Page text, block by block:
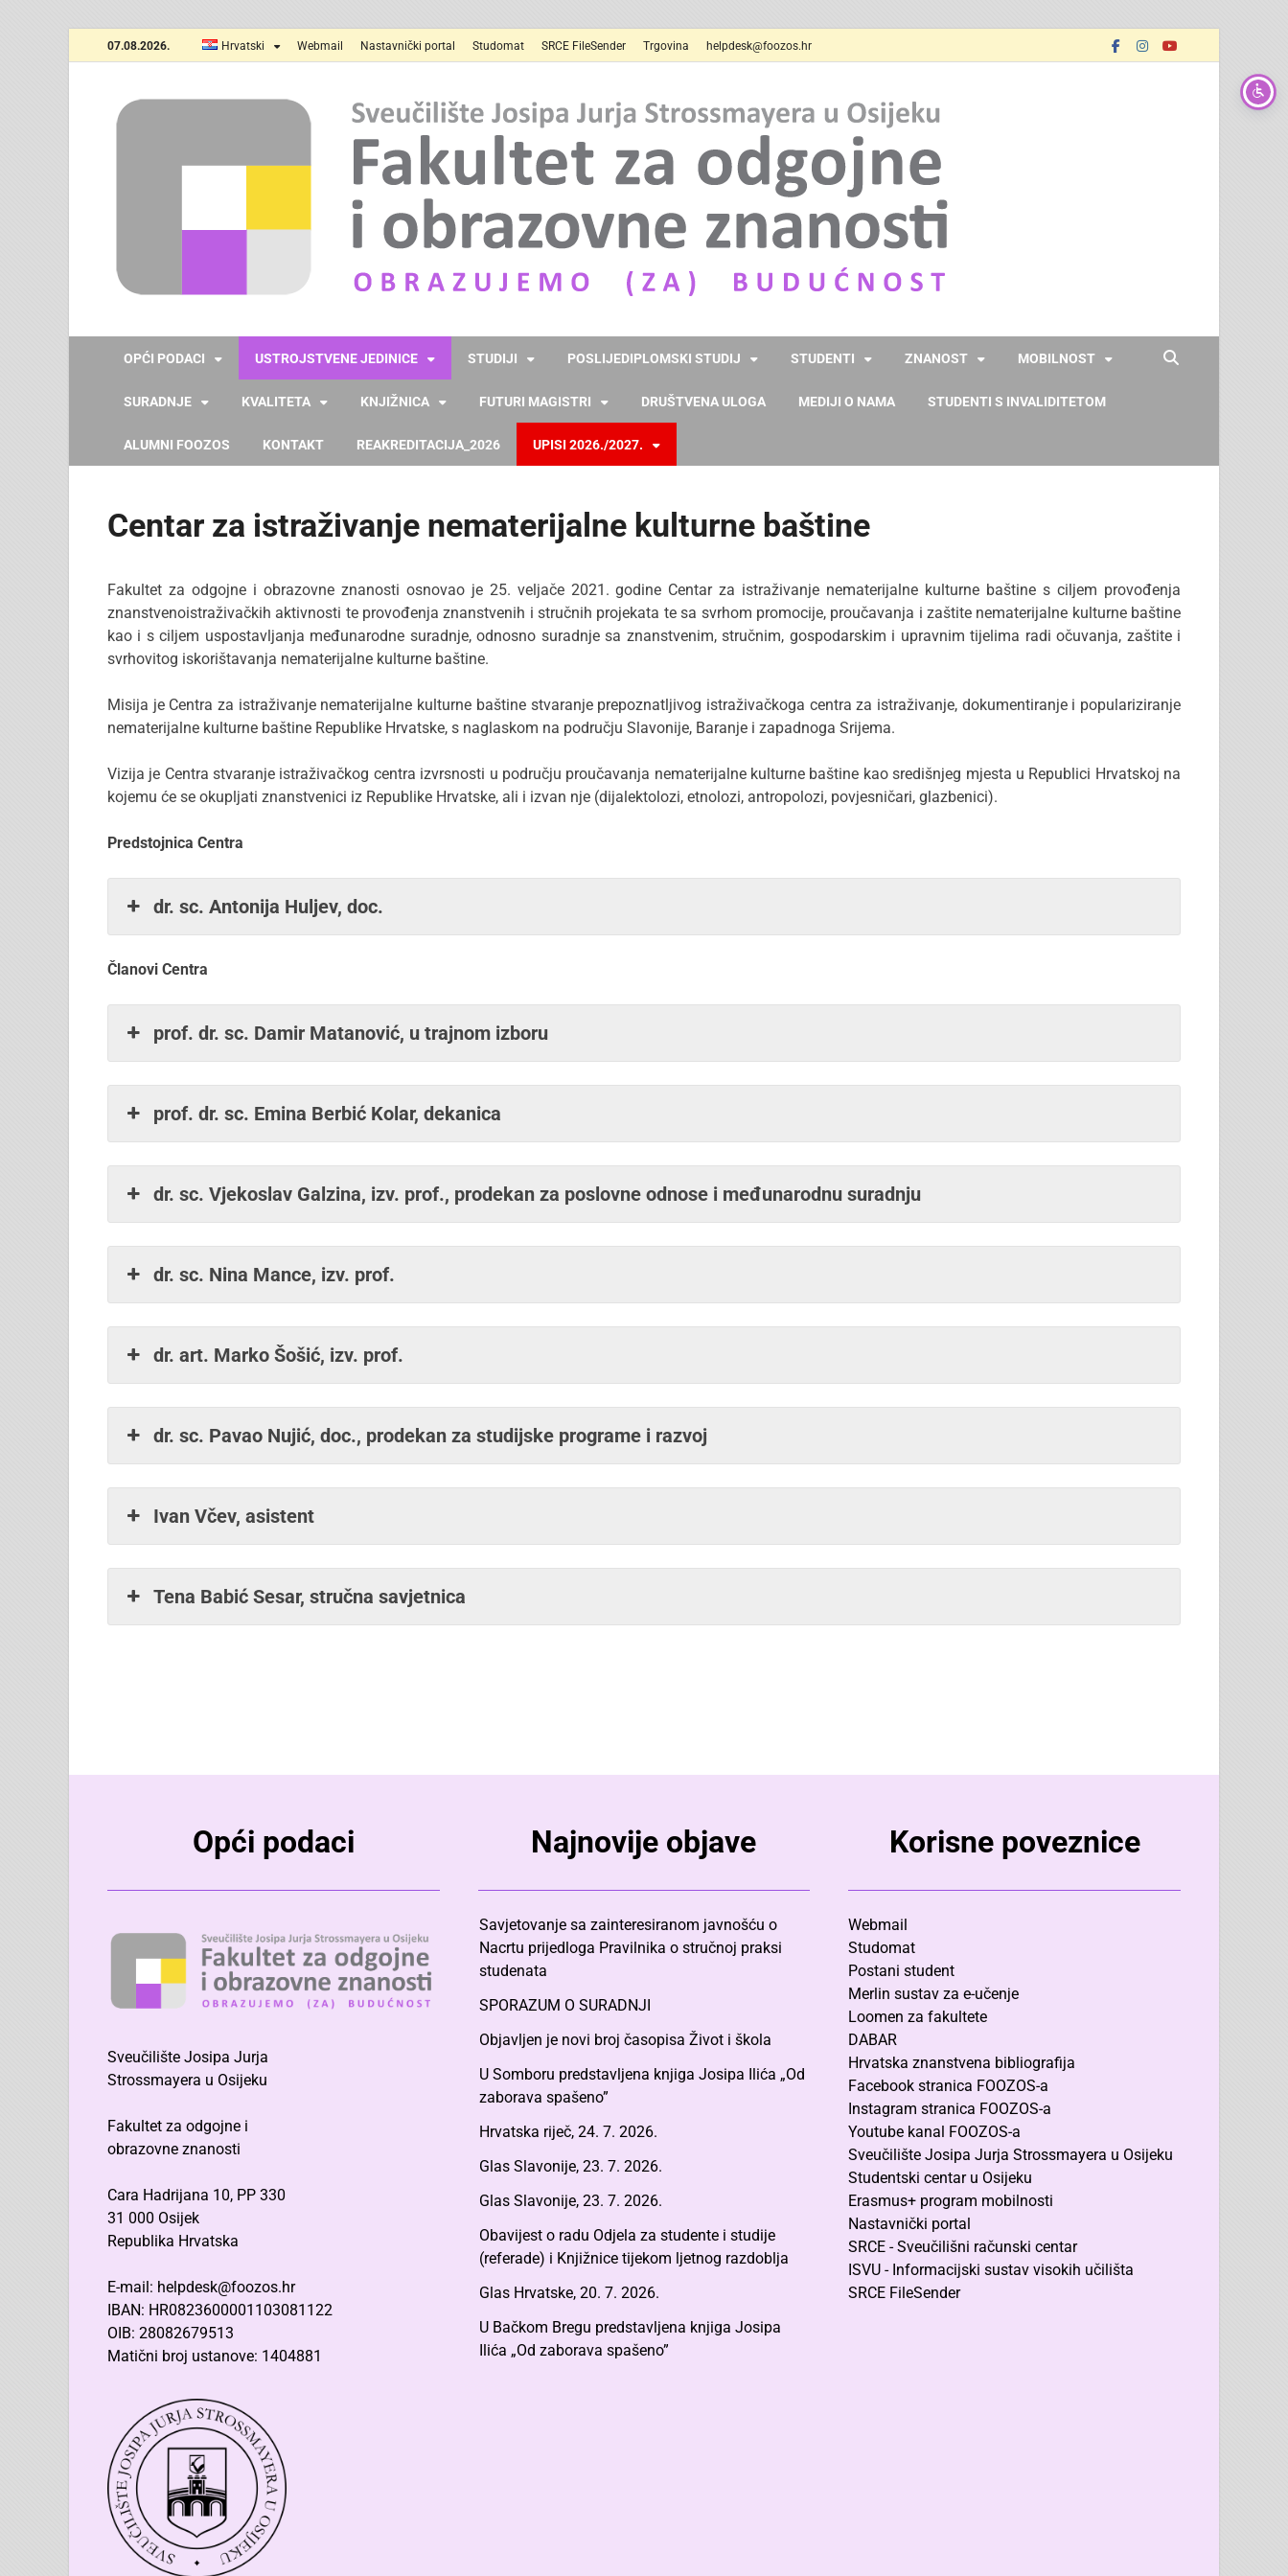
07.08.2026. Hrvatski Webmail Nastavnički portal Studomat SRCE FileSender Trgovina helpdesk@foozos.hr
OPĆI PODACI USTROJSTVENE JEDINICE STUDIJI POSLIJEDIPLOMSKI STUDIJ STUDENTI ZNANOST MOBILNOST
SURADNJE KVALITETA KNJIŽNICA FUTURI MAGISTRI DRUŠTVENA ULOGA MEDIJI O NAMA STUDENTI S INVALIDITETOM
ALUMNI FOOZOS KONTAKT REAKREDITACIJA_2026 UPISI 2026./2027.
Centar za istraživanje nematerijalne kulturne baštine
Fakultet za odgojne i obrazovne znanosti osnovao je 25. veljače 2021. godine Centar za istraživanje nematerijalne kulturne baštine s ciljem provođenja
znanstvenoistraživačkih aktivnosti te provođenja znanstvenih i stručnih projekata te sa svrhom promocije, proučavanja i zaštite nematerijalne kulturne baštine
kao i s ciljem uspostavljanja međunarodne suradnje, odnosno suradnje sa znanstvenim, stručnim, gospodarskim i upravnim tijelima radi očuvanja, zaštite i
svrhovitog iskorištavanja nematerijalne kulturne baštine.
Misija je Centra za istraživanje nematerijalne kulturne baštine stvaranje prepoznatljivog istraživačkoga centra za istraživanje, dokumentiranje i populariziranje
nematerijalne kulturne baštine Republike Hrvatske, s naglaskom na području Slavonije, Baranje i zapadnoga Srijema.
Vizija je Centra stvaranje istraživačkog centra izvrsnosti u području proučavanja nematerijalne kulturne baštine kao središnjeg mjesta u Republici Hrvatskoj na
kojemu će se okupljati znanstvenici iz Republike Hrvatske, ali i izvan nje (dijalektolozi, etnolozi, antropolozi, povjesničari, glazbenici).
Predstojnica Centra
dr. sc. Antonija Huljev, doc.
Članovi Centra
prof. dr. sc. Damir Matanović, u trajnom izboru
prof. dr. sc. Emina Berbić Kolar, dekanica
dr. sc. Vjekoslav Galzina, izv. prof., prodekan za poslovne odnose i međunarodnu suradnju
dr. sc. Nina Mance, izv. prof.
dr. art. Marko Šošić, izv. prof.
dr. sc. Pavao Nujić, doc., prodekan za studijske programe i razvoj
Ivan Včev, asistent
Tena Babić Sesar, stručna savjetnica
Opći podaci
Sveučilište Josipa Jurja
Strossmayera u Osijeku
Fakultet za odgojne i
obrazovne znanosti
Cara Hadrijana 10, PP 330
31 000 Osijek
Republika Hrvatska
E-mail: helpdesk@foozos.hr
IBAN: HR0823600001103081122
OIB: 28082679513
Matični broj ustanove: 1404881
Najnovije objave
Savjetovanje sa zainteresiranom javnošću o
Nacrtu prijedloga Pravilnika o stručnoj praksi
studenata
SPORAZUM O SURADNJI
Objavljen je novi broj časopisa Život i škola
U Somboru predstavljena knjiga Josipa Ilića „Od
zaborava spašeno”
Hrvatska riječ, 24. 7. 2026.
Glas Slavonije, 23. 7. 2026.
Glas Slavonije, 23. 7. 2026.
Obavijest o radu Odjela za studente i studije
(referade) i Knjižnice tijekom ljetnog razdoblja
Glas Hrvatske, 20. 7. 2026.
U Bačkom Bregu predstavljena knjiga Josipa
Ilića „Od zaborava spašeno”
Korisne poveznice
Webmail
Studomat
Postani student
Merlin sustav za e-učenje
Loomen za fakultete
DABAR
Hrvatska znanstvena bibliografija
Facebook stranica FOOZOS-a
Instagram stranica FOOZOS-a
Youtube kanal FOOZOS-a
Sveučilište Josipa Jurja Strossmayera u Osijeku
Studentski centar u Osijeku
Erasmus+ program mobilnosti
Nastavnički portal
SRCE - Sveučilišni računski centar
ISVU - Informacijski sustav visokih učilišta
SRCE FileSender